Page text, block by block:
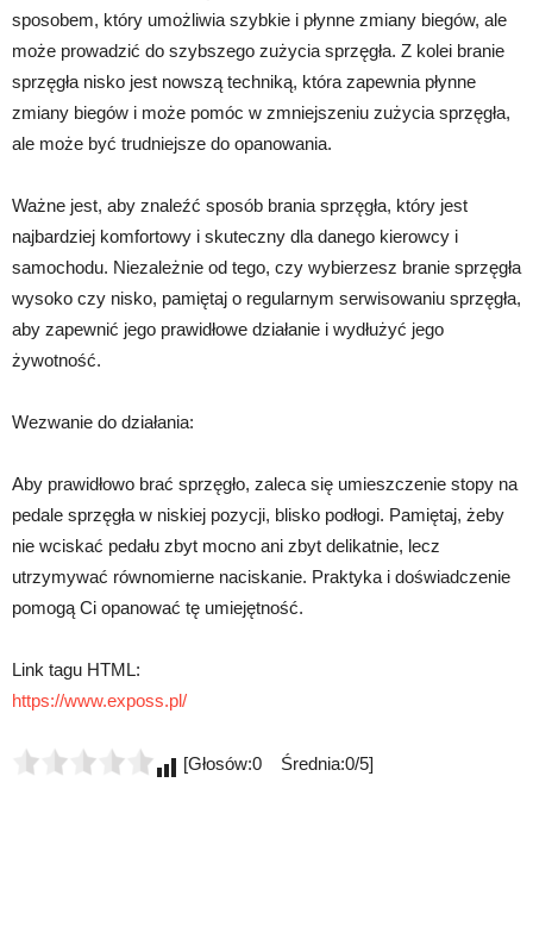
sposobem, który umożliwia szybkie i płynne zmiany biegów, ale
może prowadzić do szybszego zużycia sprzęgła. Z kolei branie
sprzęgła nisko jest nowszą techniką, która zapewnia płynne
zmiany biegów i może pomóc w zmniejszeniu zużycia sprzęgła,
ale może być trudniejsze do opanowania.
Ważne jest, aby znaleźć sposób brania sprzęgła, który jest
najbardziej komfortowy i skuteczny dla danego kierowcy i
samochodu. Niezależnie od tego, czy wybierzesz branie sprzęgła
wysoko czy nisko, pamiętaj o regularnym serwisowaniu sprzęgła,
aby zapewnić jego prawidłowe działanie i wydłużyć jego
żywotność.
Wezwanie do działania:
Aby prawidłowo brać sprzęgło, zaleca się umieszczenie stopy na
pedale sprzęgła w niskiej pozycji, blisko podłogi. Pamiętaj, żeby
nie wciskać pedału zbyt mocno ani zbyt delikatnie, lecz
utrzymywać równomierne naciskanie. Praktyka i doświadczenie
pomogą Ci opanować tę umiejętność.
Link tagu HTML:
https://www.exposs.pl/
[Głosów:0 Średnia:0/5]